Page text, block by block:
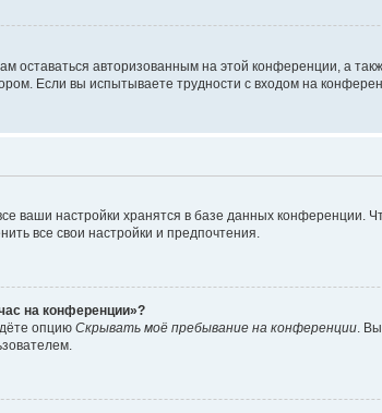
оставаться авторизованным на этой конференции, а
Если вы испытываете трудности с входом на
ваши настройки хранятся в базе данных конференции.
все свои настройки и предпочтения.
на конференции»?
опцию Скрывать моё пребывание на конференции .